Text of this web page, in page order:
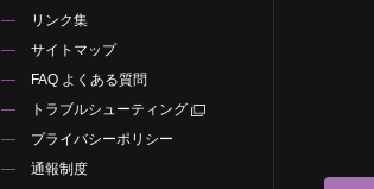
リンク集
サイトマップ
FAQ よくある質問
トラブルシューティング
プライバシーポリシー
通報制度